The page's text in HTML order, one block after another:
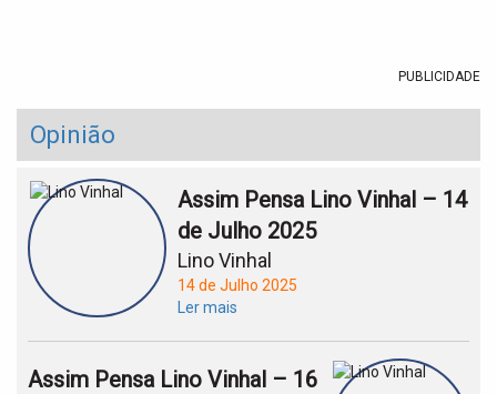
PUBLICIDADE
Opinião
Assim Pensa Lino Vinhal – 14
de Julho 2025
Lino Vinhal
14 de Julho 2025
Ler mais
Assim Pensa Lino Vinhal – 16